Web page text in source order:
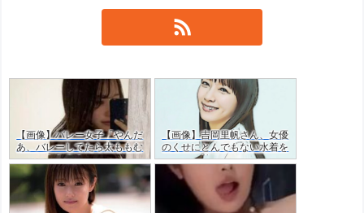
【画像】バレー女子「やんだ
あ、バレーしてたら太ももむ
ちむちやん…」ｗｗ
【画像】吉岡里帆さん、女優
のくせにとんでもない水着を
着てしまう